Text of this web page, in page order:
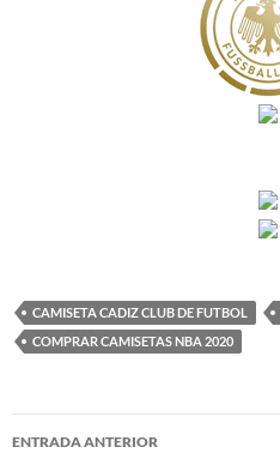
CAMISETA CADIZ CLUB DE FUTBOL
COMPRAR CAMISETAS NBA 2020
Navegación
ENTRADA ANTERIOR